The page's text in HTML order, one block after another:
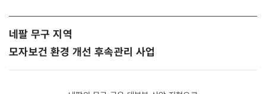
네팔 무구 지역
모자보건 환경 개선 후속관리 사업